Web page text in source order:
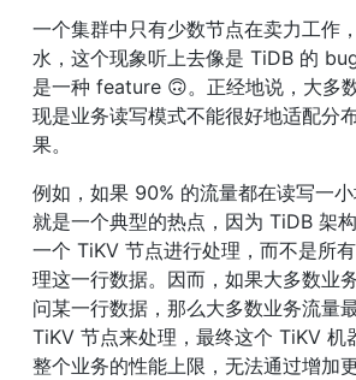
一个集群中只有少数节点在卖力工作
水，这个现象听上去像是 TiDB 的
是一种 feature 🙃。正经地说，大多
现是业务读写模式不能很好地适配分
果。
例如，如果 90% 的流量都在读写一
就是一个典型的热点，因为 TiDB 架
一个 TiKV 节点进行处理，而不是所
理这一行数据。因而，如果大多数业
问某一行数据，那么大多数业务流量
TiKV 节点来处理，最终这个 TiKV 机
整个业务的性能上限，无法通过增加